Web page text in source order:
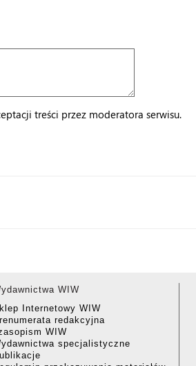
treści przez moderatora serwisu.
WIW
Internetowy WIW
redakcyjna
WIW
specjalistyczne